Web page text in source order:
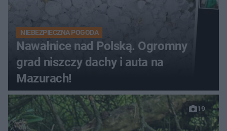
NIEBEZPIECZNA POGODA
Nawałnice nad Polską. Ogromny
grad niszczy dachy i auta na
Mazurach!
19